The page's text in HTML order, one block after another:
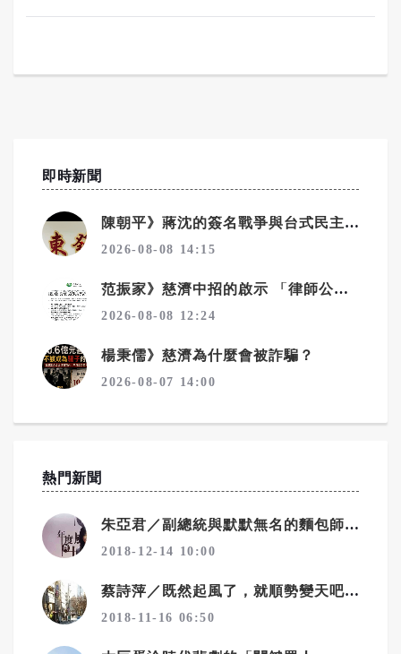
即時新聞
陳朝平》蔣沈的簽名戰爭與台式民主深沉的悲哀
2026-08-08 14:15
范振家》慈濟中招的啟示 「律師公會前理事長」這種專業人士騙局更厲害
2026-08-08 12:24
楊秉儒》慈濟為什麼會被詐騙？
2026-08-07 14:00
熱門新聞
朱亞君／副總統與默默無名的麵包師傅
2018-12-14 10:00
蔡詩萍／既然起風了，就順勢變天吧！一個勉強算文化人的感觸
2018-11-16 06:50